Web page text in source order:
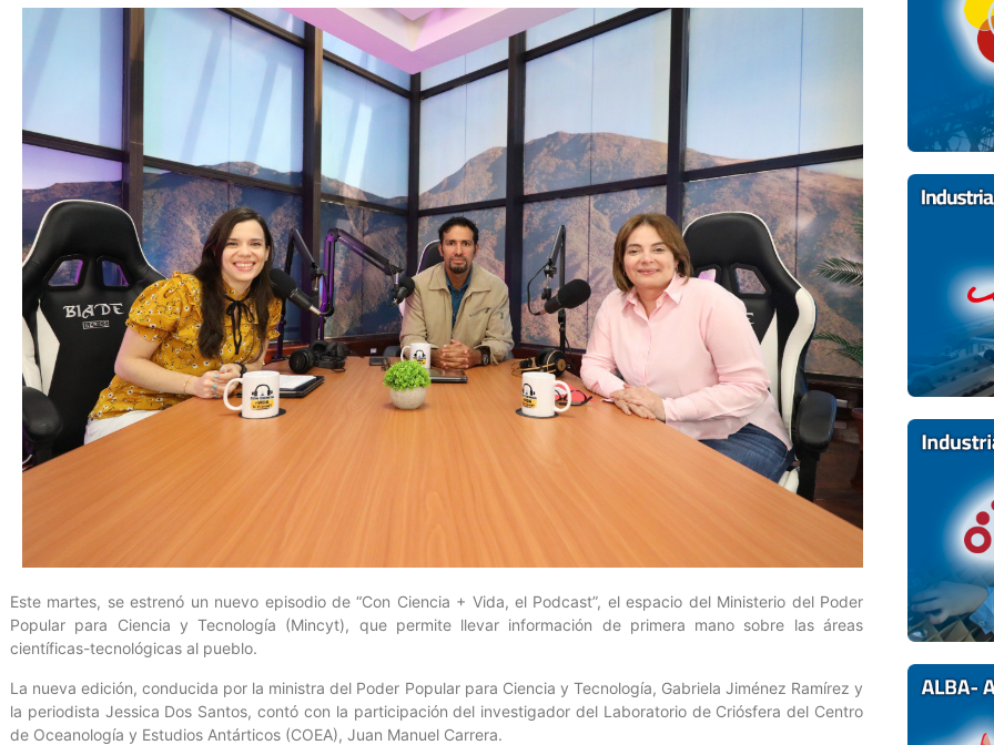
Este martes, se estrenó un nuevo episodio de “Con Ciencia + Vida, el Podcast”, el espacio del Ministerio del Poder
Popular para Ciencia y Tecnología (Mincyt), que permite llevar información de primera mano sobre las áreas
científicas-tecnológicas al pueblo.
La nueva edición, conducida por la ministra del Poder Popular para Ciencia y Tecnología, Gabriela Jiménez Ramírez y
la periodista Jessica Dos Santos, contó con la participación del investigador del Laboratorio de Criósfera del Centro
de Oceanología y Estudios Antárticos (COEA), Juan Manuel Carrera.